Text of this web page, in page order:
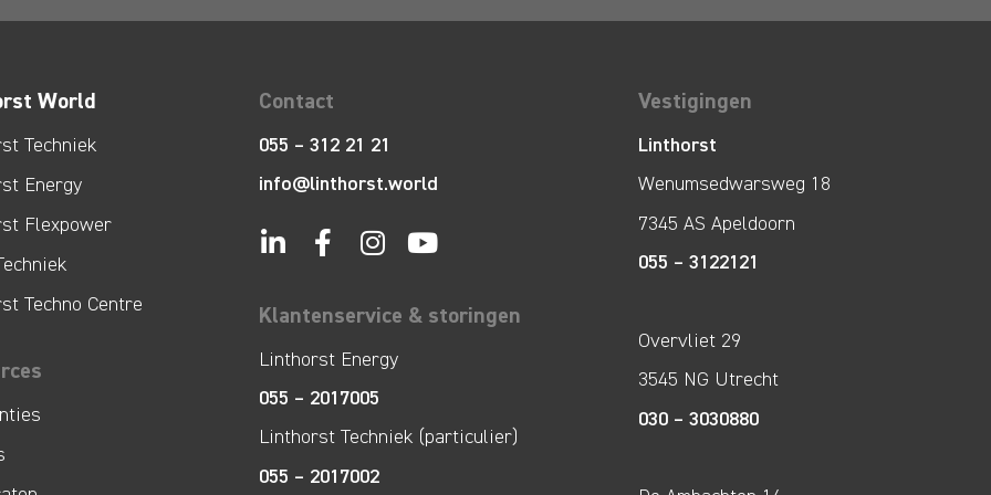
World
Techniek
Energy
Flexpower
Techno Centre
Contact
055 – 312 21 21
info@linthorst.world
Klantenservice & storingen
Linthorst Energy
055 – 2017005
Linthorst Techniek (particulier)
055 – 2017002
Vestigingen
Linthorst
Wenumsedwarsweg 18
7345 AS Apeldoorn
055 – 3122121
Overvliet 29
3545 NG Utrecht
030 – 3030880